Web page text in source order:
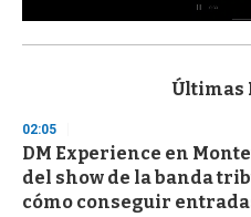
s
d
s
o
f
3
Últimas
02:05
DM Experience en
del show de la banda
cómo conseguir